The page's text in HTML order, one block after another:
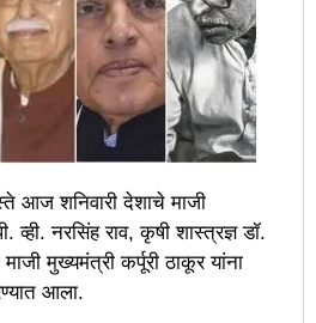
आज शनिवारी देशाचे माजी
व्ही. नरसिंह राव, कृषी शास्त्रज्ञ डॉ.
मुख्यमंत्री कर्पूरी ठाकूर यांना
आला.